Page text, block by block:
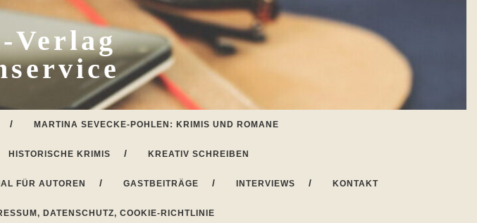
Verlag
MARTINA SEVECKE-POHLEN: KRIMIS UND ROMANE
HISTORISCHE KRIMIS KREATIV SCHREIBEN
FÜR AUTOREN GASTBEITRÄGE INTERVIEWS KONTAKT
DATENSCHUTZ, COOKIE-RICHTLINIE